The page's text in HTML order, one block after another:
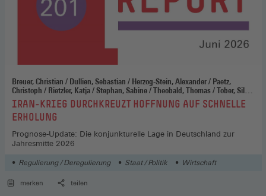
Breuer, Christian / Dullien, Sebastian / Herzog-Stein, Alexander / Paetz,
Christoph / Rietzler, Katja / Stephan, Sabine / Theobald, Thomas / Tober, Silke
/ Watzka, Sebastian
:IRAN-KRIEG DURCHKREUZT HOFFNUNG AUF SCHNELLE
ERHOLUNG
Prognose-Update: Die konjunkturelle Lage in Deutschland zur
Jahresmitte 2026
Regulierung / Deregulierung Staat / Politik Wirtschaft
merken teilen